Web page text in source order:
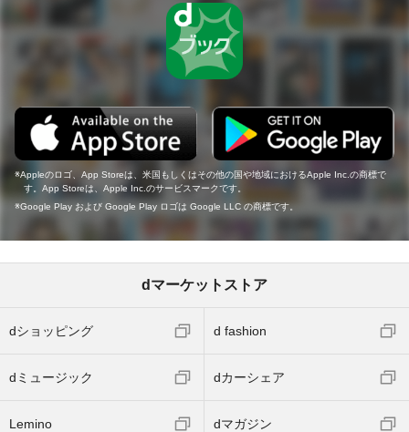
Appleのロゴ、App Storeは、米国もしくはその他の国や地域におけるApple Inc.の商標で
す。App Storeは、Apple Inc.のサービスマークです。
Google Play および Google Play ロゴは Google LLC の商標です。
dマーケットストア
dショッピング d fashion
dミュージック dカーシェア
Lemino dマガジン